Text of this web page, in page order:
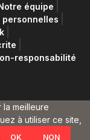
équipe
personnelles
responsabilité
meilleure
à utiliser ce site,
OK NON